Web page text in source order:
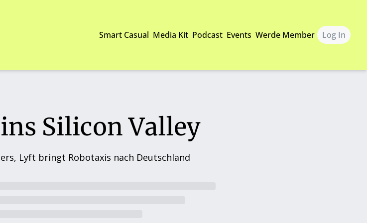
Smart Casual Media Kit Podcast Events Werde Member Log In
Silicon Valley
Lyft bringt Robotaxis nach Deutschland